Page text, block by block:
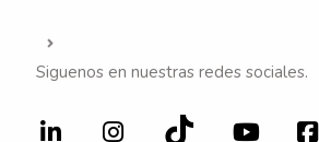
Siguenos en nuestras redes sociales.